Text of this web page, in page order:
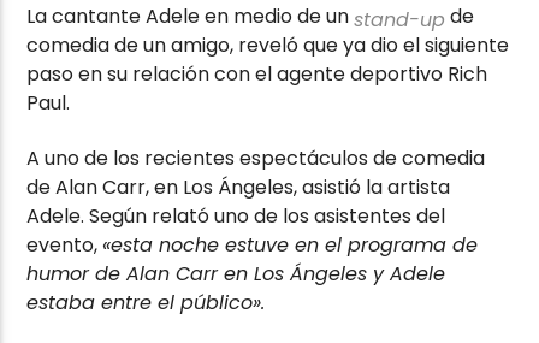
La cantante Adele en medio de unstand-up de
comedia de un amigo, reveló que ya dio el siguiente
paso en su relación con el agente deportivo Rich
Paul.
A uno de los recientes espectáculos de comedia
de Alan Carr, en Los Ángeles, asistió la artista
Adele. Según relató uno de los asistentes del
evento, «esta noche estuve en el programa de
humor de Alan Carr en Los Ángeles y Adele
estaba entre el público».